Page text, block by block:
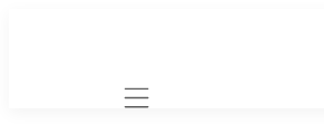
Mobile navigation